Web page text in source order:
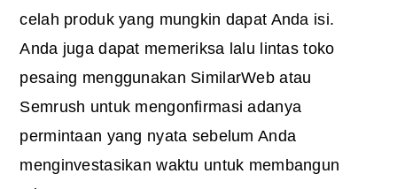
celah produk yang mungkin dapat Anda isi.
Anda juga dapat memeriksa lalu lintas toko
pesaing menggunakan SimilarWeb atau
Semrush untuk mengonfirmasi adanya
permintaan yang nyata sebelum Anda
menginvestasikan waktu untuk membangun